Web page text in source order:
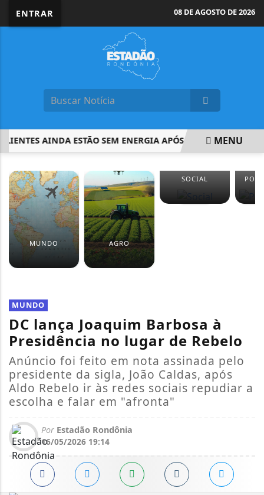
ENTRAR 08 DE AGOSTO DE 2026
AINDA ESTÃO SEM ENERGIA APÓS VENDAVAL NO RIO
MENU
MUNDO AGRO
SOCIAL
MUNDO
DC lança Joaquim Barbosa à
Presidência no lugar de Rebelo
Anúncio foi feito em nota assinada pelo
presidente da sigla, João Caldas, após
Aldo Rebelo ir às redes sociais repudiar a
escolha e falar em "afronta"
Por Estadão Rondônia
16/05/2026 19:14